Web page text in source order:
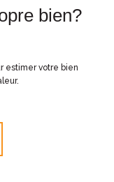
bien?
estimer votre bien